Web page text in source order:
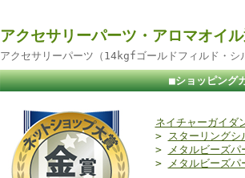
アクセサリーパーツ・アロマオイ
アクセサリーパーツ（14kgfゴールドフィルド・シ
■ショッピング
ネイチャーガイダ
> スターリングシ
>
メタルビーズパ
>
メタルビーズパ